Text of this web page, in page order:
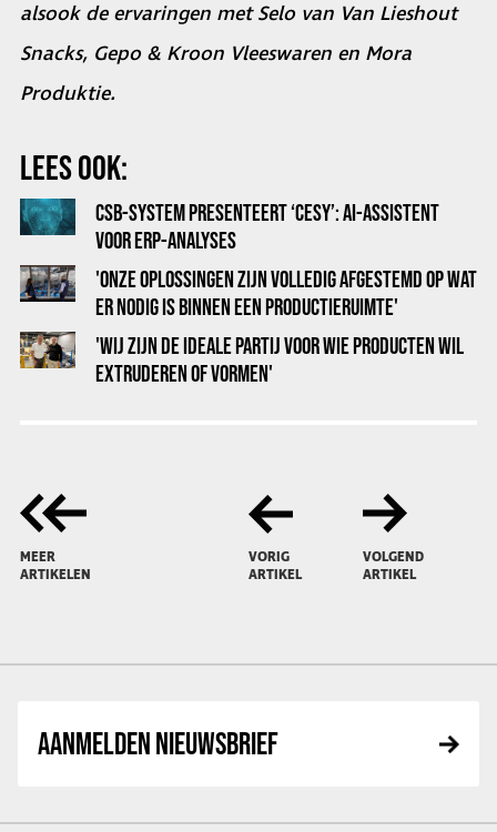
alsook de ervaringen met Selo van Van Lieshout
Snacks, Gepo & Kroon Vleeswaren en Mora
Produktie.
LEES OOK:
CSB-SYSTEM PRESENTEERT ‘CESY’: AI-ASSISTENT
VOOR ERP-ANALYSES
'ONZE OPLOSSINGEN ZIJN VOLLEDIG AFGESTEMD OP WAT
ER NODIG IS BINNEN EEN PRODUCTIERUIMTE'
'WIJ ZIJN DE IDEALE PARTIJ VOOR WIE PRODUCTEN WIL
EXTRUDEREN OF VORMEN'
MEER
ARTIKELEN
VORIG
ARTIKEL
VOLGEND
ARTIKEL
AANMELDEN NIEUWSBRIEF